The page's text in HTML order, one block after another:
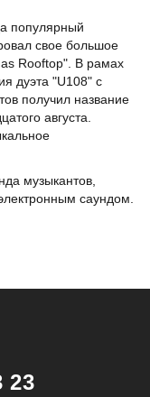
популярный
свое большое
Rooftop". В рамах
дуэта "U108" с
получил название
августа.
музыкантов,
саундом.
23